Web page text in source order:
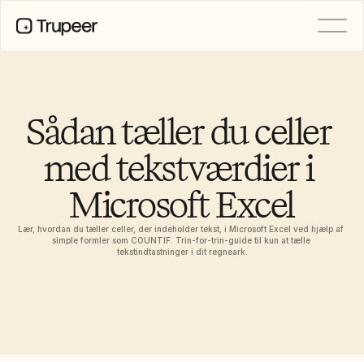
Sådan tæller du celler
med tekstværdier i
Microsoft Excel
Lær, hvordan du tæller celler, der indeholder tekst, i Microsoft Excel ved hjælp af
simple formler som COUNTIF. Trin-for-trin-guide til kun at tælle
tekstindtastninger i dit regneark.
Documentation
Translation
Knowledge Base
AI Avatars
Shared Pages
AI Screen Recording